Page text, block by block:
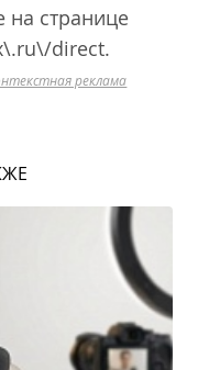
на странице
direct.
реклама